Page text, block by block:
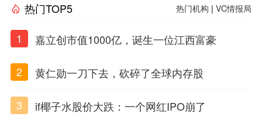
热门TOP5 热门机构 |VC情报局
1 嘉立创市值1000亿，诞生一位江西富豪
2 黄仁勋一刀下去，砍碎了全球内存股
3 if椰子水股价大跌：一个网红IPO崩了